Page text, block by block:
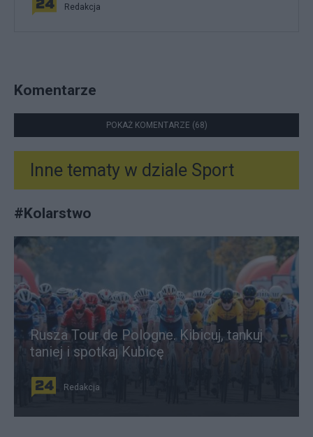
Redakcja
Komentarze
POKAŻ KOMENTARZE (68)
Inne tematy w dziale Sport
#Kolarstwo
Rusza Tour de Pologne. Kibicuj, tankuj
taniej i spotkaj Kubicę
Redakcja